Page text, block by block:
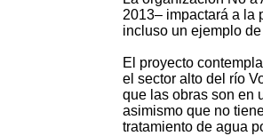
2013– impactará a la
incluso un ejemplo de
El proyecto
el sector alto del río
que las obras son en
asimismo que no
tratamiento de agua